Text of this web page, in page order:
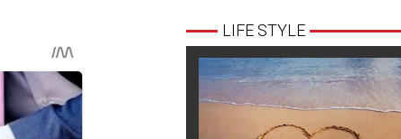
LIFE STYLE